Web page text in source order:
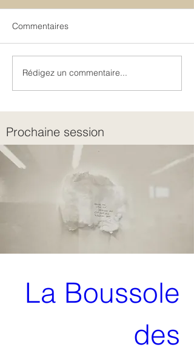
Intergénérationnel et
transgénérationnel
Commentaires
Rédigez un commentaire...
Prochaine session
La Boussole
des